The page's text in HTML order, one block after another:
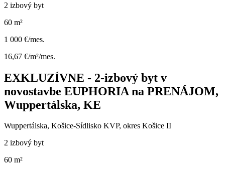
2 izbový byt
60 m²
1 000 €/mes.
16,67 €/m²/mes.
EXKLUZÍVNE - 2-izbový byt v
novostavbe EUPHORIA na PRENÁJOM,
Wuppertálska, KE
Wuppertálska, Košice-Sídlisko KVP, okres Košice II
2 izbový byt
60 m²